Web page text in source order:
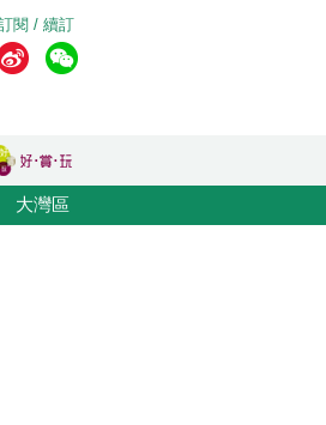
閱 / 續訂
大灣區